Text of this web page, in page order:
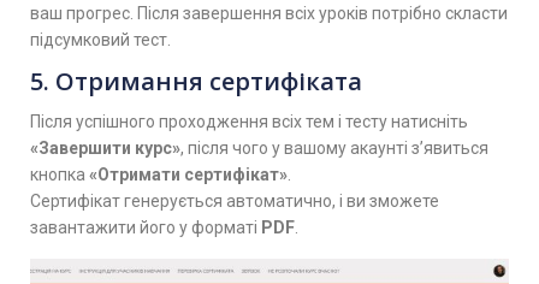
ваш прогрес. Після завершення всіх уроків потрібно скласти
підсумковий тест.
5. Отримання сертифіката
Після успішного проходження всіх тем і тесту натисніть
«Завершити курс», після чого у вашому акаунті з’явиться
кнопка «Отримати сертифікат»
Сертифікат генерується автоматично, і ви зможете
завантажити його у форматі PDF